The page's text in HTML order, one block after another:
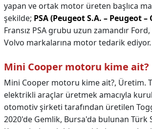
yapan ve ortak motor üreten başlıca
şekilde; PSA (Peugeot S.A. – Peugeot
Fransız PSA grubu uzun zamandır
Volvo markalarına motor tedarik ediyor.
Mini Cooper motoru kime ait?
Mini Cooper motoru kime ait?, Üretim.
elektrikli araçlar üretmek amacıyla
otomotiv şirketi tarafından üretilen
2020'de Gemlik, Bursa'da bulunan Türk